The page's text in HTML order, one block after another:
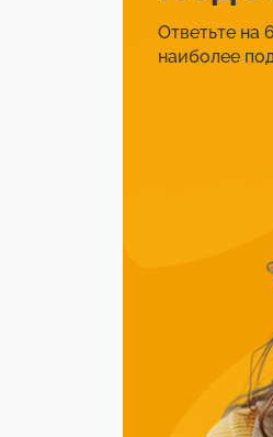
Ответьте на
наиболее